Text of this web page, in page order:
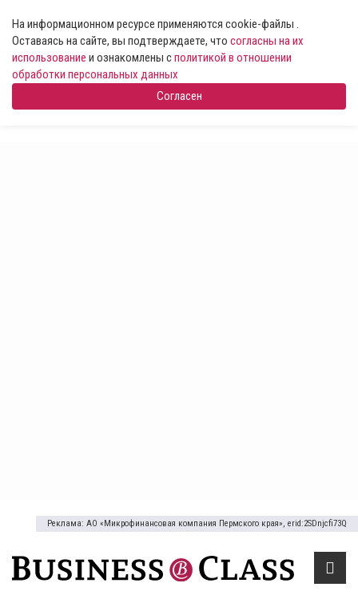
На информационном ресурсе применяются cookie-файлы .
Оставаясь на сайте, вы подтверждаете, что согласны на их
использование и ознакомлены сполитикой в отношении
обработки персональных данных
Согласен
Реклама: АО «Микрофинансовая компания Пермского края», erid:2SDnjcfi73Q